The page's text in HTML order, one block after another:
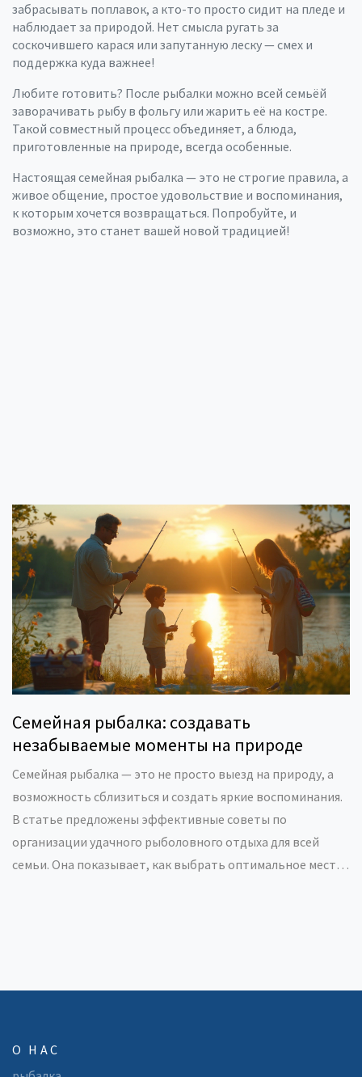
забрасывать поплавок, а кто-то просто сидит на пледе и
наблюдает за природой. Нет смысла ругать за
соскочившего карася или запутанную леску — смех и
поддержка куда важнее!
Любите готовить? После рыбалки можно всей семьёй
заворачивать рыбу в фольгу или жарить её на костре.
Такой совместный процесс объединяет, а блюда,
приготовленные на природе, всегда особенные.
Настоящая семейная рыбалка — это не строгие правила, а
живое общение, простое удовольствие и воспоминания,
к которым хочется возвращаться. Попробуйте, и
возможно, это станет вашей новой традицией!
Семейная рыбалка: создавать
незабываемые моменты на природе
Семейная рыбалка — это не просто выезд на природу, а
возможность сблизиться и создать яркие воспоминания.
В статье предложены эффективные советы по
организации удачного рыболовного отдыха для всей
семьи. Она показывает, как выбрать оптимальное место
О НАС